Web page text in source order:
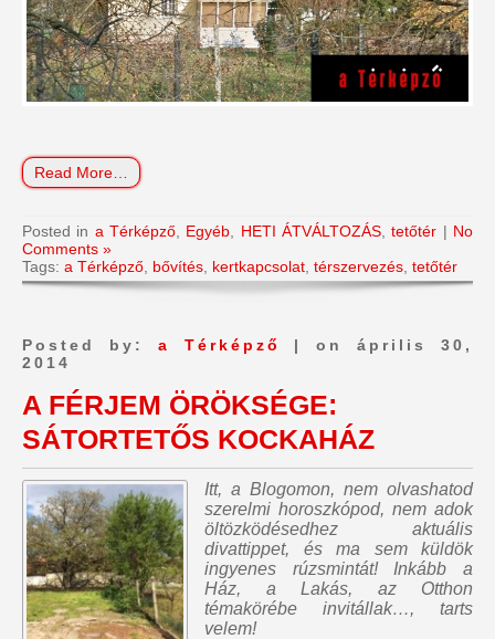
Read More…
Posted in a Térképző Egyéb HETI ÁTVÁLTOZÁS ,tetőtér | No
Comments »
Tags: a Térképző bővítés kertkapcsolat térszervezés tetőtér
Posted by: a Térképző
| on április 30,
2014
A FÉRJEM ÖRÖKSÉGE:
SÁTORTETŐS KOCKAHÁZ
Itt, a Blogomon, nem olvashatod
szerelmi horoszkópod, nem adok
öltözködésedhez aktuális
divattippet, és ma sem küldök
ingyenes rúzsmintát! Inkább a
Ház, a Lakás, az Otthon
témakörébe invitállak…, tarts
velem!